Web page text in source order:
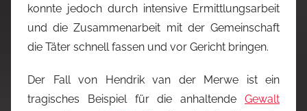
konnte jedoch durch intensive Ermittlungsarbeit
und die Zusammenarbeit mit der Gemeinschaft
die Täter schnell fassen und vor Gericht bringen.
Der Fall von Hendrik van der Merwe ist ein
tragisches Beispiel für die anhaltende Gewalt